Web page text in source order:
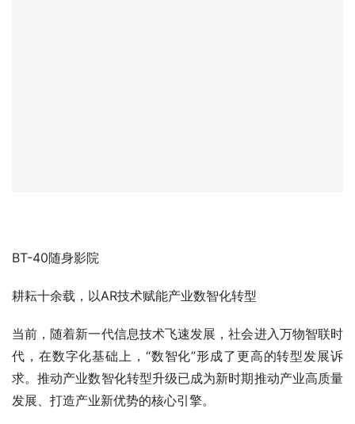
BT-40随身影院
耕耘十余载，以AR技术赋能产业数智化转型
当前，随着新一代信息技术飞速发展，社会进入万物智联时
代，在数字化基础上，“数智化”形成了更高的转型发展诉
求。推动产业数智化转型升级已成为新时期推动产业高质量
发展、打造产业新优势的核心引擎。